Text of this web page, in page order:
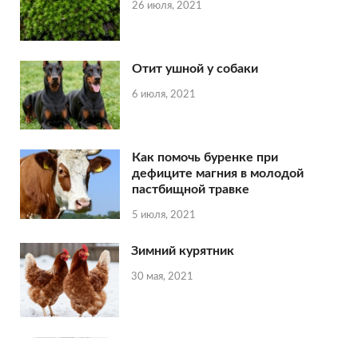
26 июля, 2021
Отит ушной у собаки
6 июля, 2021
Как помочь буренке при
дефиците магния в молодой
пастбищной травке
5 июля, 2021
Зимний курятник
30 мая, 2021